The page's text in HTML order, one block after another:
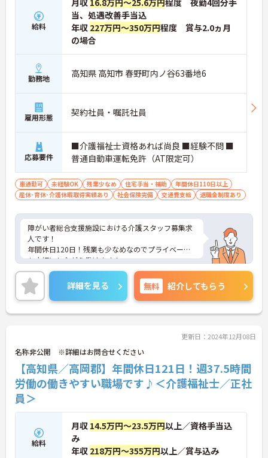
給料
月収 16.8万円～25.6万円程度 夜勤4回分手
当、処遇改善手当込
年収 227万円～350万円程度 賞与2.0ヵ月
の場合
勤務地 高知県 高知市 春野町内ノ谷63番地6
雇用形態 契約社員・嘱託社員
応募要件
■介護福祉士資格あれば尚良 ■経験不問 ■
普通自動車運転免許（AT限定可）
車通勤可 未経験OK 残業少なめ 住宅手当・補助
年間休日110日以上
産休･育休･介護休暇取得実績あり
社会保険完備 交通費支給 退職金制度あり
障がい者総合支援施設における介護スタッフ募集求
人です！
年間休日120日！残業も少なめなのでプライベート
も大切にしながら働けます！
託児所完備で子育て中の方も安心です！
ご興味ある方には、面接のポイントなど、さらに詳
細をお話致しますのでお気軽にご相談ください。
詳細を見る 無料 紹介してもらう
更新日：2024年12月08日
名称非公開 ※詳細はお問合せください
【高知県／高岡郡】年間休日121日！週37.5時間
労働の働きやすい職場です♪＜介護福祉士／正社
員＞
給料
月収 14.5万円～23.5万円以上／資格手当込
み
年収 218万円～355万円以上／賞与込み